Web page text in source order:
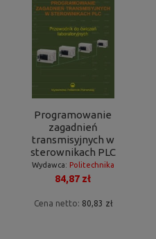
Programowanie
zagadnień
transmisyjnych w
sterownikach PLC
Wydawca: Politechnika
Poznańska
84,87 zł
Cena netto: 80,83 zł